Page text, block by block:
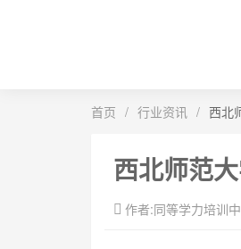
首页 / 行业资讯 / 西北
西北师范
作者:同等学力培训